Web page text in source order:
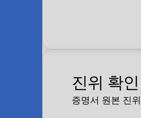
진위 확인
증명서 원본 진
출력'은 Windows OS 환경에서 이용해
시기 바랍니다.